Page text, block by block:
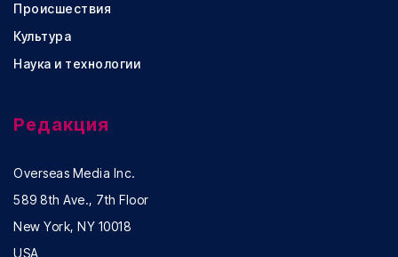
Происшествия
Культура
Наука и технологии
Редакция
Overseas Media Inc.
589 8th Ave., 7th Floor
New York, NY 10018
USA